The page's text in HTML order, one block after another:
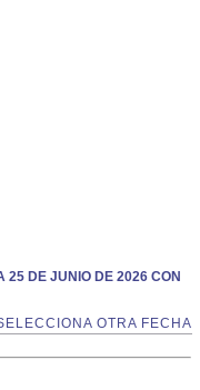
25 DE JUNIO DE 2026 CON
OTRA FECHA